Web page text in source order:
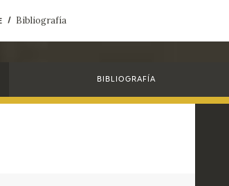
BIBLIOGRAFÍA
Bibliografía